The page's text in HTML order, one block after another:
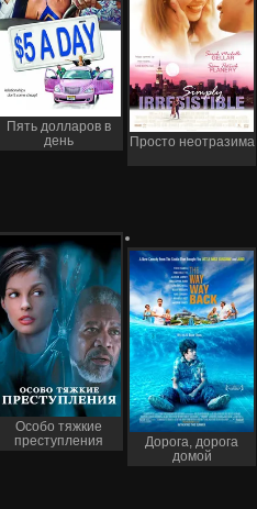
Пять долларов в
день
Просто неотразима
Особо тяжкие
преступления
Дорога, дорога
домой